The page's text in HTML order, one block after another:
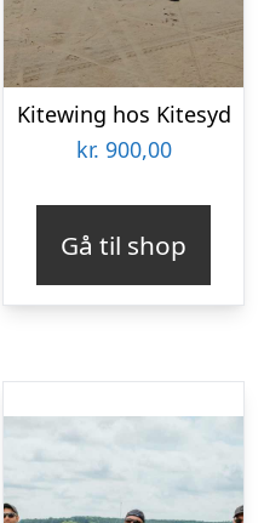
Kitewing hos Kitesyd
kr. 900,00
Gå til shop